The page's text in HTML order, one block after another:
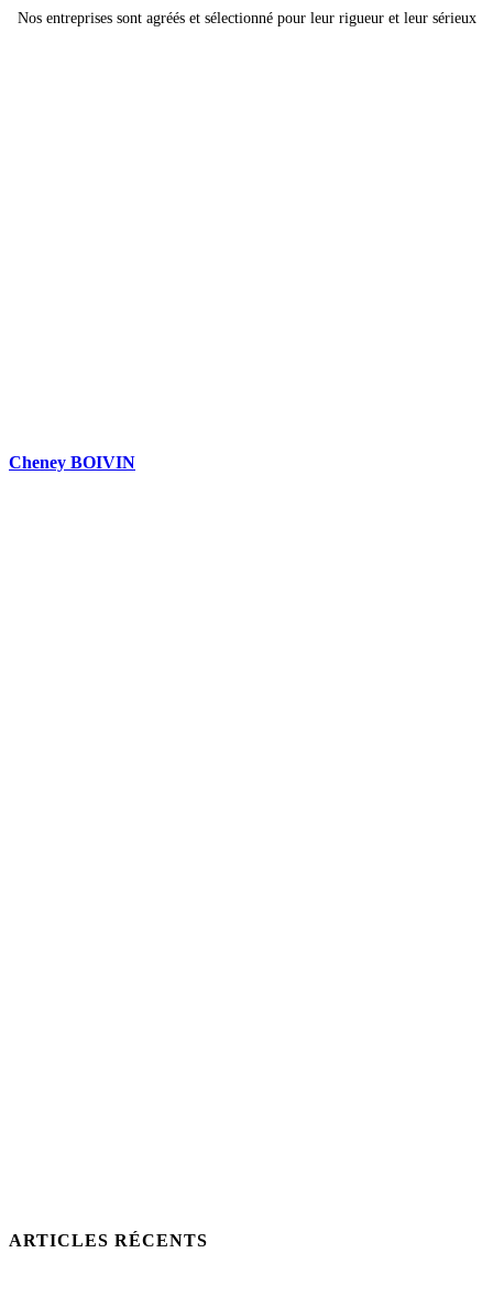
Nos entreprises sont agréés et sélectionné pour leur rigueur et leur sérieux
Cheney BOIVIN
ARTICLES RÉCENTS